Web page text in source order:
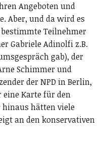
Angeboten und
Aber, und da wird es
Teilnehmer
Gabriele Adinolfi z.B.
gab), der
Schimmer und
der NPD in Berlin,
eine Karte für den
hinaus hätten viele
an den konservativen